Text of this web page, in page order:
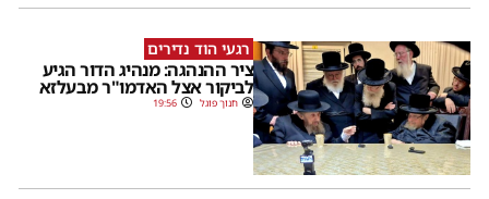
רגעי הוד נדירים
ציר ההנהגה: מנהיג הדור הגיע
לביקור אצל האדמו"ר מבעלזא
חנוך פוגל 19:56